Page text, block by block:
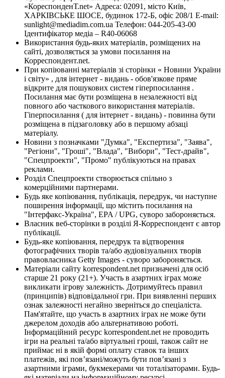
«КореспонденТ.net» Адреса: 02091, місто Київ,
ХАРКІВСЬКЕ ШОСЕ, будинок 172-Б, офіс 208/1 E-mail:
sunlight@mediadim.com.ua Телефон: 044-205-43-00
Ідентифікатор медіа – R40-06068
Використання будь-яких матеріалів, розміщених на
сайті, дозволяється за умови посилання на
Корреспондент.net.
При копіюванні матеріалів зі сторінки « Новини України
і світу» , для інтернет - видань - обов'язкове пряме
відкрите для пошукових систем гіперпосилання .
Посилання має бути розміщена в незалежності від
повного або часткового використання матеріалів.
Гіперпосилання ( для інтернет - видань) - повинна бути
розміщена в підзаголовку або в першому абзаці
матеріалу.
Новини з позначками "Думка", "Експертиза", "Заява",
"Регіони", "Гроші", "Влада", "Вибори", "Тест-драйв",
"Спецпроекти", "Промо" публікуються на правах
реклами.
Розділ Спецпроекти створюється спільно з
комерційними партнерами.
Будь яке копіювання, публікація, передрук, чи наступне
поширення інформації, що містить посилання на
"Інтерфакс-Україна", EPA / UPG, суворо забороняється.
Власник веб-сторінки в розділі Я-Корреспондент є автор
публікації.
Будь-яке копіювання, передрук та відтворення
фотографічних творів та/або аудіовізуальних творів
правовласника Getty Images - суворо забороняється.
Матеріали сайту korrespondent.net призначені для осіб
старше 21 року (21+). Участь в азартних іграх може
викликати ігрову залежність. Дотримуйтесь правил
(принципів) відповідальної гри. При виявленні перших
ознак залежності негайно зверніться до спеціаліста.
Пам'ятайте, що участь в азартних іграх не може бути
джерелом доходів або альтернативою роботі.
Інформаційний ресурс korrespondent.net не проводить
ігри на реальні та/або віртуальні гроші, також сайт не
приймає ні в якій формі оплату ставок та інших
платежів, які пов’язані/можуть бути пов’язані з
азартними іграми, букмекерами чи тоталізаторами. Будь-